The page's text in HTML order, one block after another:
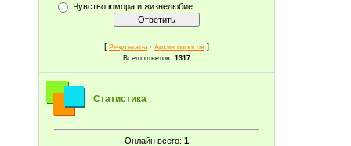
Чувство юмора и жизнелюбие
[ Результаты · Архив опросов ]
Всего ответов: 1317
Статистика
Онлайн всего: 1